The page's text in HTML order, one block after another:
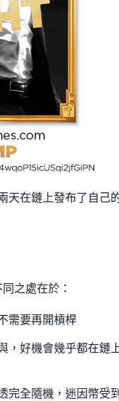
天在鏈上發布了自己
之處在於：
需要再開槓桿
，好機會幾乎都在鏈
完全隨機，迷因幣受